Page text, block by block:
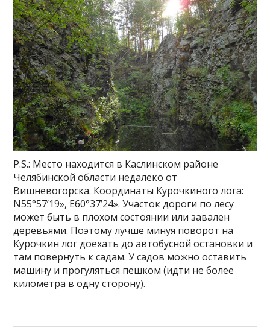
P.S.: Место находится в Каслинском районе
Челябинской области недалеко от
Вишневогорска. Координаты Курочкиного лога:
N55°57’19», E60°37’24». Участок дороги по лесу
может быть в плохом состоянии или завален
деревьями. Поэтому лучше минуя поворот на
Курочкин лог доехать до автобусной остановки и
там повернуть к садам. У садов можно оставить
машину и прогуляться пешком (идти не более
километра в одну сторону).